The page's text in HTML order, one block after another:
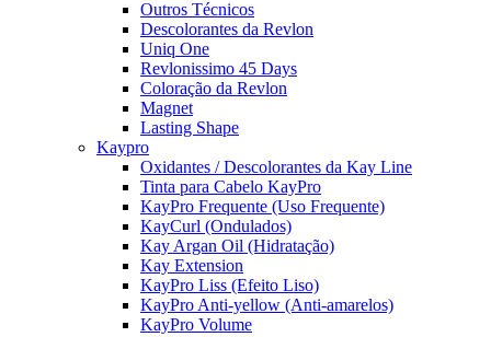
Outros Técnicos
Descolorantes da Revlon
Uniq One
Revlonissimo 45 Days
Coloração da Revlon
Magnet
Lasting Shape
Kaypro
Oxidantes / Descolorantes da Kay Line
Tinta para Cabelo KayPro
KayPro Frequente (Uso Frequente)
KayCurl (Ondulados)
Kay Argan Oil (Hidratação)
Kay Extension
KayPro Liss (Efeito Liso)
KayPro Anti-yellow (Anti-amarelos)
KayPro Volume